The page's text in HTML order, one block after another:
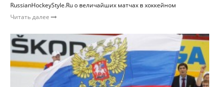
RussianHockeyStyle.Ru о величайших матчах в хоккейном
Читать далее